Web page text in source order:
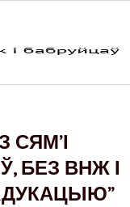
СЯМ’І
БЕЗ ВНЖ І